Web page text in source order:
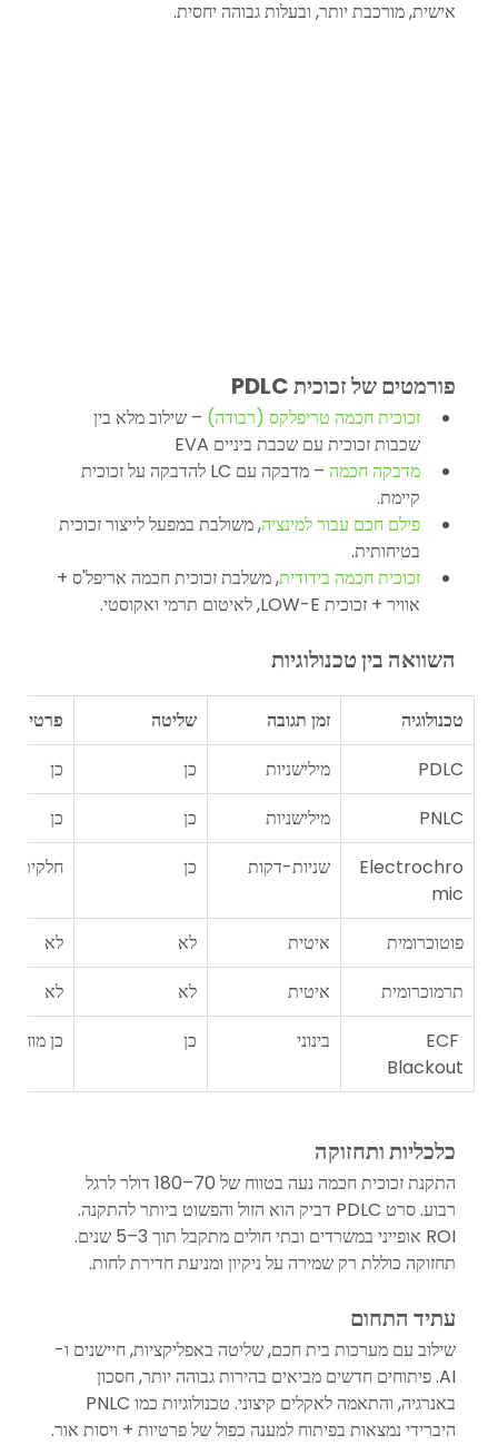
אישית, מורכבת יותר, ובעלות גבוהה יחסית.
פורמטים של זכוכית PDLC
זכוכית חכמה טריפלקס (רבודה) – שילוב מלא בין
שכבות זכוכית עם שכבת ביניים EVA
מדבקה חכמה
– מדבקה עם LC להדבקה על זכוכית
קיימת.
פילם חכם עבור למינציה, משולבת במפעל לייצור זכוכית
בטיחותית.
זכוכית חכמה בידודית, משלבת זכוכית חכמה אריפל'ס +
אוויר + זכוכית LOW-E, לאיטום תרמי ואקוסטי.
השוואה בין טכנולוגיות
טכנולוגיה זמן תגובה שליטה
פרטיות
PDLC
מילישניות כן
כן
PNLC
מילישניות כן
כן
Electrochro
mic
שניות-דקות כן חלקית
פוטוכרומית איטית לא
לא
תרמוכרומית
איטית לא
לא
ECF
Blackout
בינוני כן כן מוחלט
כלכליות ותחזוקה
התקנת זכוכית חכמה נעה בטווח של 70–180 דולר לרגל
רבוע. סרט PDLC דביק הוא הזול והפשוט ביותר להתקנה.
ROI אופייני במשרדים ובתי חולים מתקבל תוך 3–5 שנים.
תחזוקה כוללת רק שמירה על ניקיון ומניעת חדירת לחות.
עתיד התחום
שילוב עם מערכות בית חכם, שליטה באפליקציות, חיישנים ו-
AI. פיתוחים חדשים מביאים בהירות גבוהה יותר, חסכון
היברידי נמצאות בפיתוח למענה כפול של פרטיות + ויסות אור.